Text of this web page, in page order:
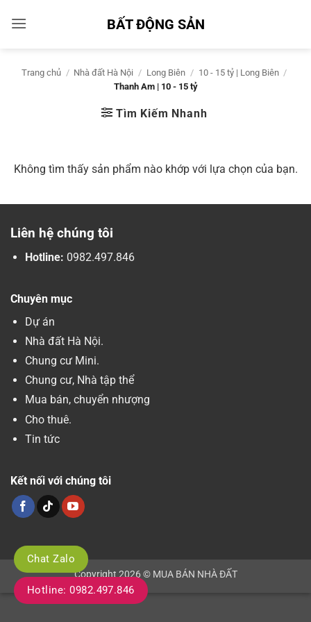
Chat Zalo
Hotline: 0982.497.846
qua
BẤT ĐỘNG SẢN
Trang chủ / Nhà đất Hà Nội / Long Biên / 10 - 15 tỷ | Long Biên /
Thanh Am | 10 - 15 tỷ
Tìm Kiếm Nhanh
Không tìm thấy sản phẩm nào khớp với lựa chọn của bạn.
Liên hệ chúng tôi
Hotline: 0982.497.846
Chuyên mục
Dự án
Nhà đất Hà Nội.
Chung cư Mini.
Chung cư, Nhà tập thể
Mua bán, chuyển nhượng
Cho thuê.
Tin tức
Kết nối với chúng tôi
Copyright 2026 © MUA BÁN NHÀ ĐẤT